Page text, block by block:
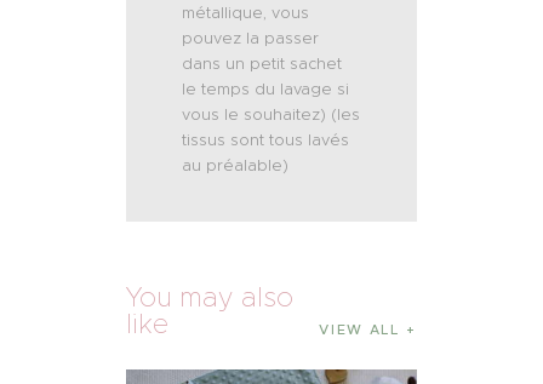
métallique, vous
pouvez la passer
dans un petit sachet
le temps du lavage si
vous le souhaitez) (les
tissus sont tous lavés
au préalable)
You may also
like
VIEW ALL